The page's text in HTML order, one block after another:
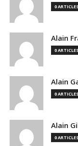
0 ARTICLES
Alain
0 ARTICLES
Alain
0 ARTICLES
Alain
0 ARTICLES